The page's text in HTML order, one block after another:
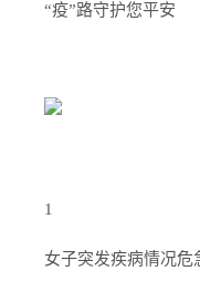
“疫”路守护您平安
1
女子突发疾病情况危